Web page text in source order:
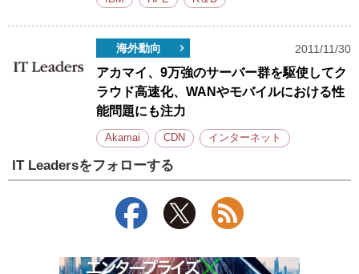
海外動向 2011/11/30
アカマイ、9万強のサーバー群を駆使してク
ラウド高速化、WANやモバイルにおける性
能問題にも注力
Akamai CDN インターネット
IT Leadersをフォローする